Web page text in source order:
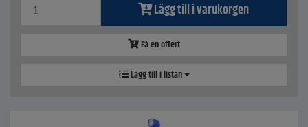
Lägg till i varukorgen
Få en offert
Lägg till i listan